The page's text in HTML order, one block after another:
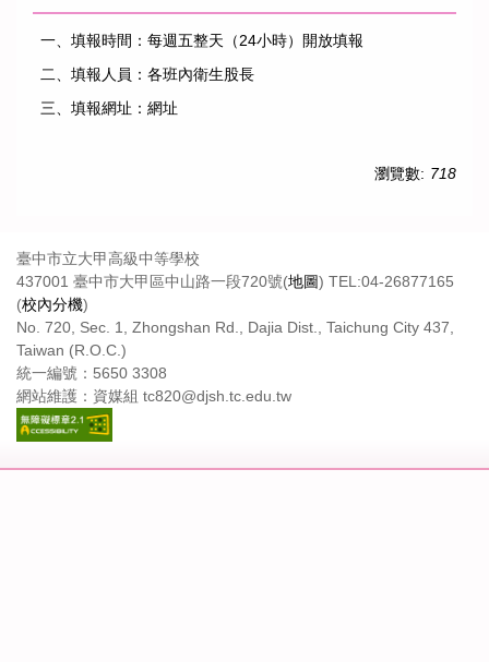
一、填報時間：每週五整天（24小時）開放填報
二、填報人員：各班內衛生股長
三、填報網址： 網址
瀏覽數: 718
臺中市立大甲高級中等學校
437001 臺中市大甲區中山路一段720號(地圖) TEL:04-26877165
(校內分機)
No. 720, Sec. 1, Zhongshan Rd., Dajia Dist., Taichung City 437,
Taiwan (R.O.C.)
統一編號：5650 3308
網站維護：資媒組 tc820@djsh.tc.edu.tw